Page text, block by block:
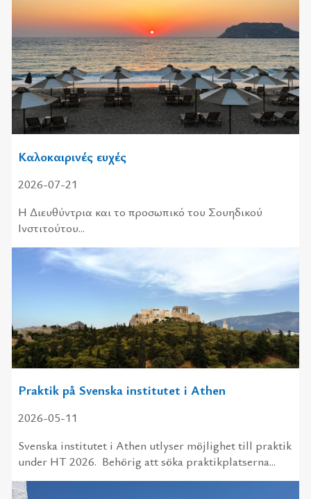
Καλοκαιρινές ευχές
2026-07-21
Η Διευ­θύ­ντρια και το προ­σω­πι­κό του Σου­η­δι­κού
Ινστι­τού­του...
Praktik på Svenska institutet i Athen
2026-05-11
Svenska institutet i Athen utlyser möjlighet till praktik
under HT 2026. Behörig att söka praktikplatserna...